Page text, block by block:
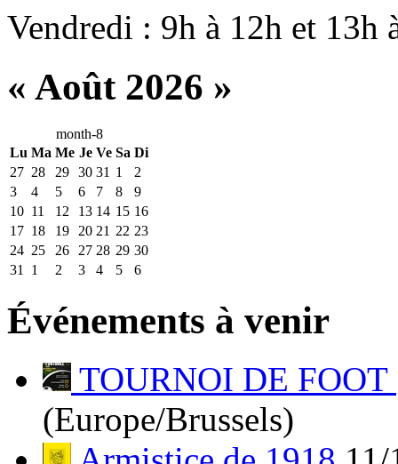
Vendredi : 9h à 12h et 13h
« Août 2026 »
month-8
Lu Ma Me Je Ve Sa Di
27 28 29 30 31 1
2
3
4 5 6 7 8
9
10 11 12 13 14 15 16
17 18 19 20 21 22 23
24 25 26 27 28 29 30
31
1 2 3 4 5 6
Événements à venir
TOURNOI DE FOOT
(Europe/Brussels)